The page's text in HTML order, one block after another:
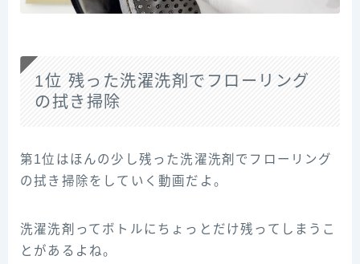
1位 残った洗濯洗剤でフローリング
の拭き掃除
第1位はほんの少し残った洗濯洗剤でフローリング
の拭き掃除をしていく動画だよ。
洗濯洗剤ってボトルにちょっとだけ残ってしまうこ
とがあるよね。